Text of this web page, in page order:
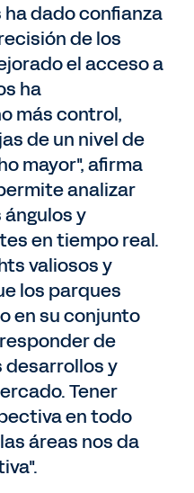
ha dado confianza
de los
el acceso a
ha
más control,
de un nivel de
mayor", afirma
analizar
y
en tiempo real.
valiosos y
los parques
en su conjunto
de
desarrollos y
Tener
en todo
áreas nos da